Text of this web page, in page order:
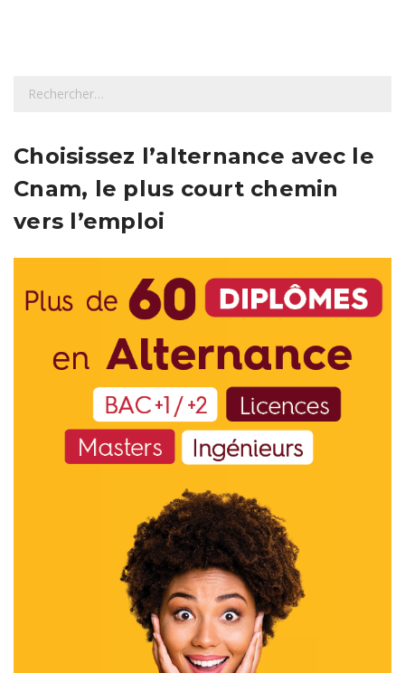
h
r
c
e
Choisissez l’alternance avec le
Cnam, le plus court chemin
vers l’emploi